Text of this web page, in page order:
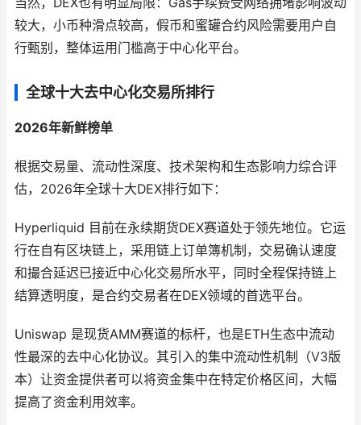
较大，小币种滑点较高，假币和蜜罐合约风险需要用户自
行甄别，整体运用门槛高于中心化平台。
全球十大去中心化交易所排行
2026年新鲜榜单
根据交易量、流动性深度、技术架构和生态影响力综合评
估，2026年全球十大DEX排行如下：
Hyperliquid 目前在永续期货DEX赛道处于领先地位。它运
行在自有区块链上，采用链上订单簿机制，交易确认速度
和撮合延迟已接近中心化交易所水平，同时全程保持链上
结算透明度，是合约交易者在DEX领域的首选平台。
Uniswap 是现货AMM赛道的标杆，也是ETH生态中流动
性最深的去中心化协议。其引入的集中流动性机制（V3版
本）让资金提供者可以将资金集中在特定价格区间，大幅
提高了资金利用效率。